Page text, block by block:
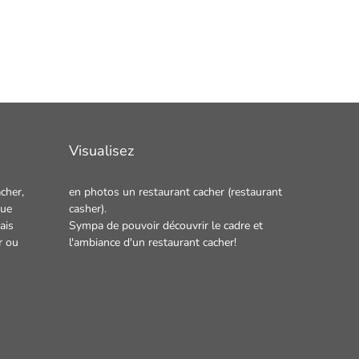
ou
Visualisez
en photos un restaurant cacher (restaurant
casher).
Sympa de pouvoir découvrir le cadre et
l'ambiance d'un restaurant cacher!